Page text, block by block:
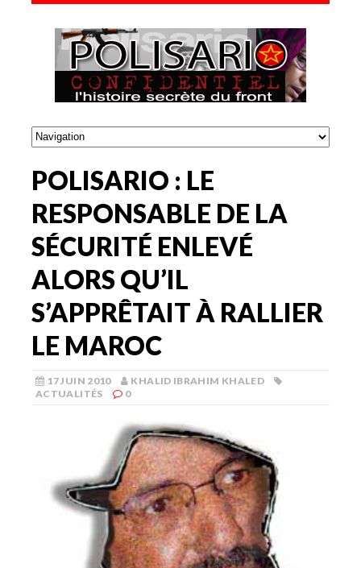
POLISARIO : LE
RESPONSABLE DE LA
SÉCURITÉ ENLEVÉ
ALORS QU’IL
S’APPRÊTAIT À RALLIER
LE MAROC
17 JUIN 2010
KHALID IBRAHIM KHALED
ACTUALITÉS
0